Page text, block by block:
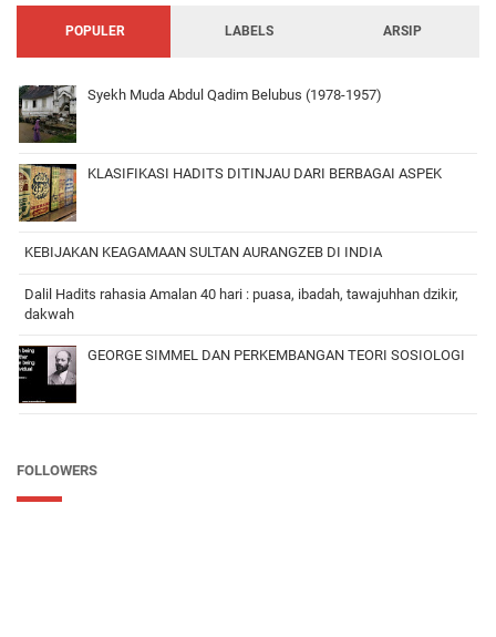
POPULER LABELS ARSIP
Syekh Muda Abdul Qadim Belubus (1978-1957)
KLASIFIKASI HADITS DITINJAU DARI BERBAGAI ASPEK
KEBIJAKAN KEAGAMAAN SULTAN AURANGZEB DI INDIA
Dalil Hadits rahasia Amalan 40 hari : puasa, ibadah, tawajuhhan dzikir,
dakwah
GEORGE SIMMEL DAN PERKEMBANGAN TEORI SOSIOLOGI
FOLLOWERS